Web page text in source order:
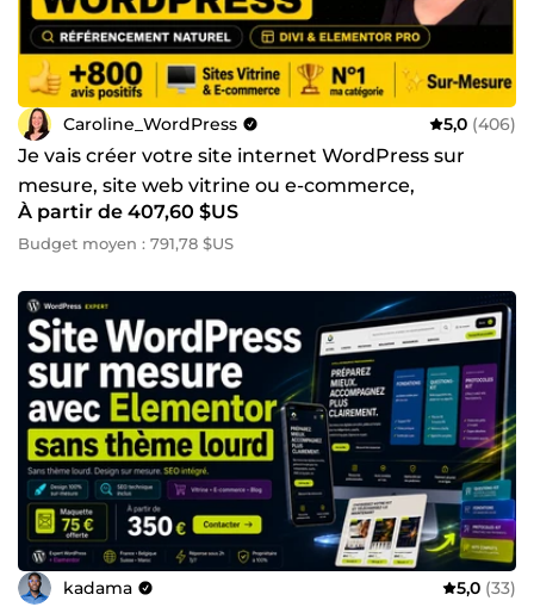
Caroline_WordPress 5,0 (406)
Je vais créer votre site internet WordPress sur
mesure, site web vitrine ou e-commerce,
Elementor Pro - Divi
À partir de 407,60 $US
Budget moyen : 791,78 $US
kadama 5,0 (33)